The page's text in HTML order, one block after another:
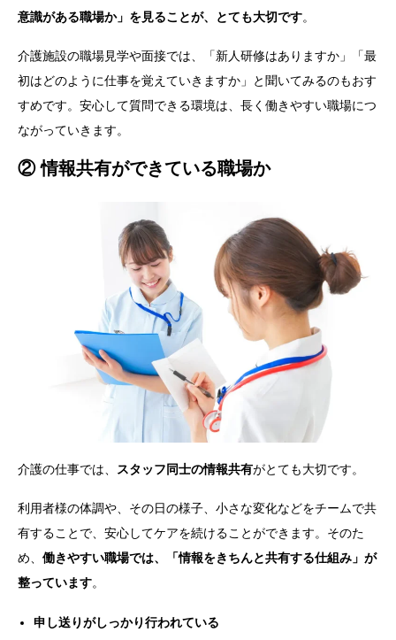
意識がある職場か」を見ることが、とても大切です。
介護施設の職場見学や面接では、「新人研修はありますか」「最
初はどのように仕事を覚えていきますか」と聞いてみるのもおす
すめです。安心して質問できる環境は、長く働きやすい職場につ
ながっていきます。
② 情報共有ができている職場か
介護の仕事では、 スタッフ同士の情報共有がとても大切です。
利用者様の体調や、その日の様子、小さな変化などをチームで共
有することで、安心してケアを続けることができます。そのた
め、 働きやすい職場では、「情報をきちんと共有する仕組み」が
整っています。
申し送りがしっかり行われている